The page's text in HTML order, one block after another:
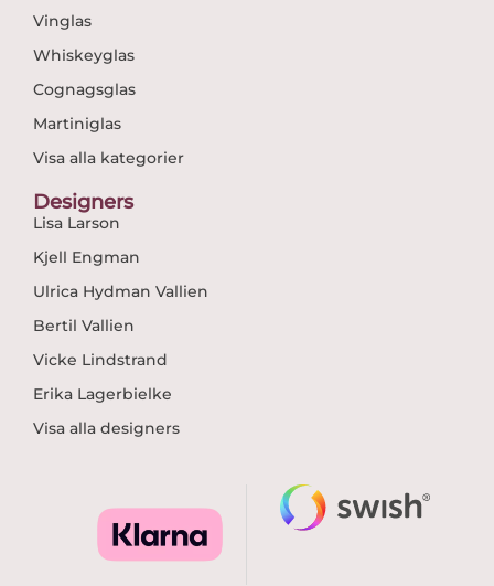
Vinglas
Whiskeyglas
Cognagsglas
Martiniglas
Visa alla kategorier
Designers
Lisa Larson
Kjell Engman
Ulrica Hydman Vallien
Bertil Vallien
Vicke Lindstrand
Erika Lagerbielke
Visa alla designers